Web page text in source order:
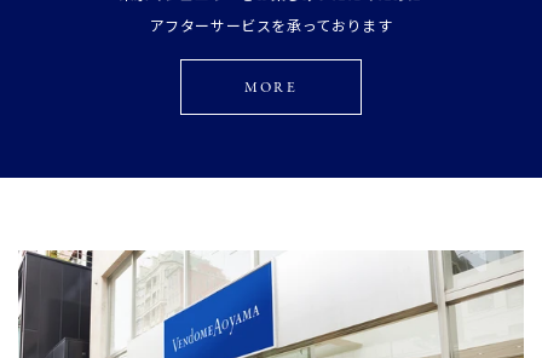
アフターサービスを承っております
MORE